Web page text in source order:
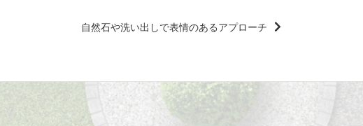
自然石や洗い出しで表情のあるアプローチ